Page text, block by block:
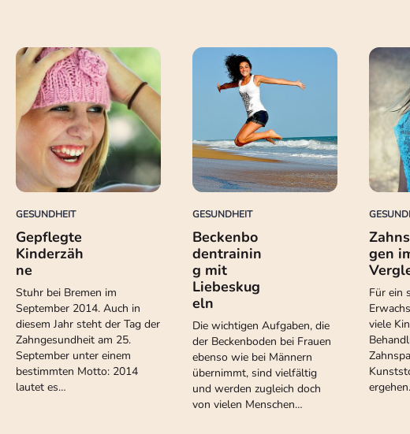
GESUNDHEIT
Gepflegte
Kinderzäh
ne
Stuhr bei Bremen im
September 2014. Auch in
diesem Jahr steht der Tag der
Zahngesundheit am 25.
September unter einem
bestimmten Motto: 2014
lautet es…
GESUNDHEIT
Beckenbo
dentrainin
g mit
Liebeskug
eln
Die wichtigen Aufgaben, die
der Beckenboden bei Frauen
ebenso wie bei Männern
übernimmt, sind vielfältig
und werden zugleich doch
von vielen Menschen…
gen
Für ein
viele